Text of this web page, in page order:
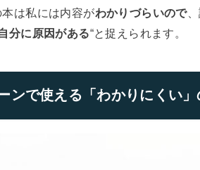
は私には内容がわかりづらいので
分に原因がある“と捉えられます。
ンで使える「わかりにくい